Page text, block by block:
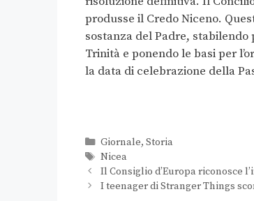
produsse il Credo Niceno.
sostanza del Padre,
Trinità e ponendo le basi per
la data di celebrazione della
Giornale, Storia
Nicea
Il Consiglio d’Europa riconosce
I teenager di Stranger Things